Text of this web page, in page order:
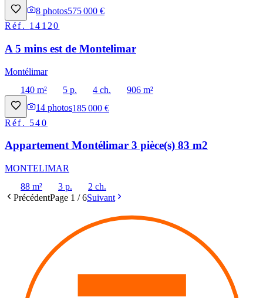
8 photos575 000 €
Réf. 14120
A 5 mins est de Montelimar
Montélimar
140 m²
5 p. 4 ch.
906 m²
14 photos185 000 €
Réf. 540
Appartement Montélimar 3 pièce(s) 83 m2
MONTELIMAR
88 m²
3 p.
2 ch.
PrécédentPage 1 /6Suivant